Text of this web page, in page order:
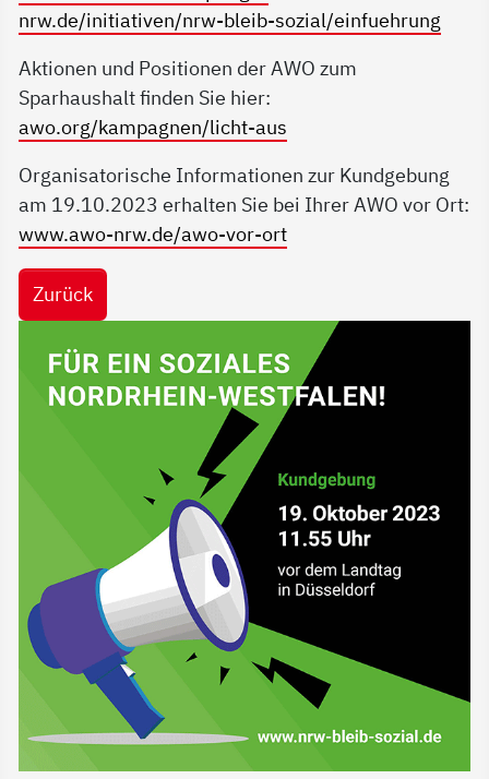
nrw.de/initiativen/nrw-bleib-sozial/einfuehrung
Aktionen und Positionen der AWO zum
Sparhaushalt finden Sie hier:
awo.org/kampagnen/licht-aus
Organisatorische Informationen zur Kundgebung
am 19.10.2023 erhalten Sie bei Ihrer AWO vor Ort:
www.awo-nrw.de/awo-vor-ort
Zurück